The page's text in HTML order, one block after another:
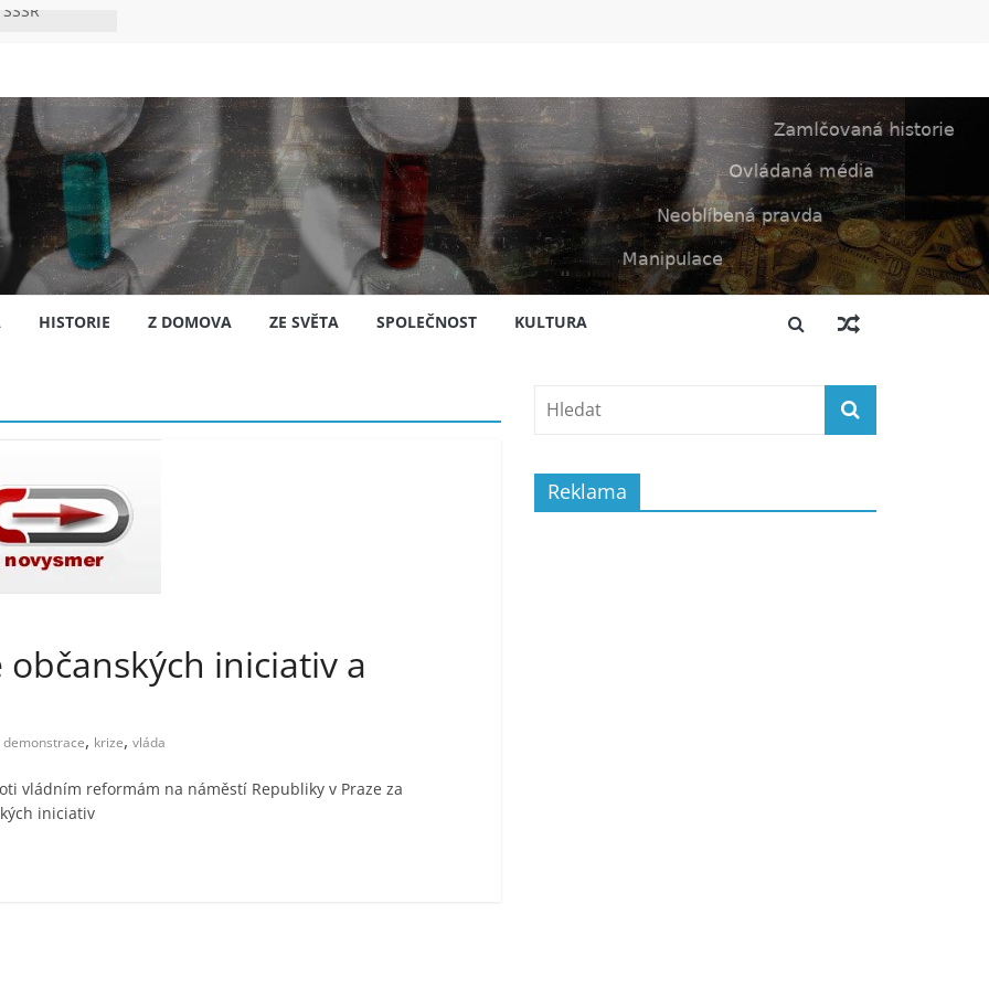
HISTORIE Z DOMOVA ZE SVĚTA SPOLEČNOST KULTURA
iniciativ a
demonstrace, krize, vláda
vládním reformám na náměstí Republiky v Praze za
iniciativ
Reklama